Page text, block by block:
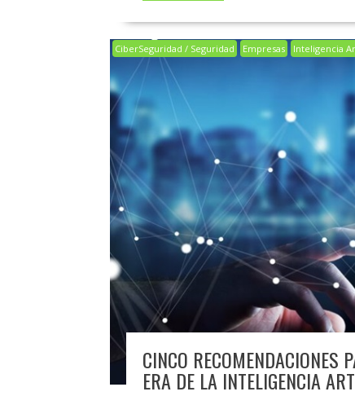
CiberSeguridad / Seguridad Empresas Inteligencia
CINCO RECOMENDACIONES
ERA DE LA INTELIGENCIA